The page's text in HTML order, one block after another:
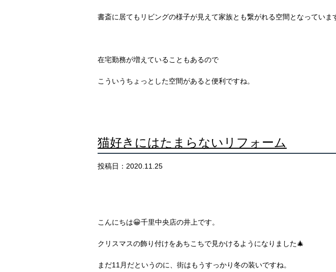
書斎に居てもリビングの様子が見えて家族とも繋がれる空間となっていま
在宅勤務が増えていることもあるので
こういうちょっとした空間があると便利ですね。
猫好きにはたまらないリフォーム
投稿日：2020.11.25
こんにちは😀千里中央店の井上です。
クリスマスの飾り付けをあちこちで見かけるようになりました🎄
まだ11月だというのに、街はもうすっかり冬の装いですね。